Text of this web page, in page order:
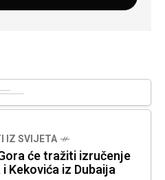
IZ SVIJETA
će tražiti izručenje
i Kekovića iz Dubaija